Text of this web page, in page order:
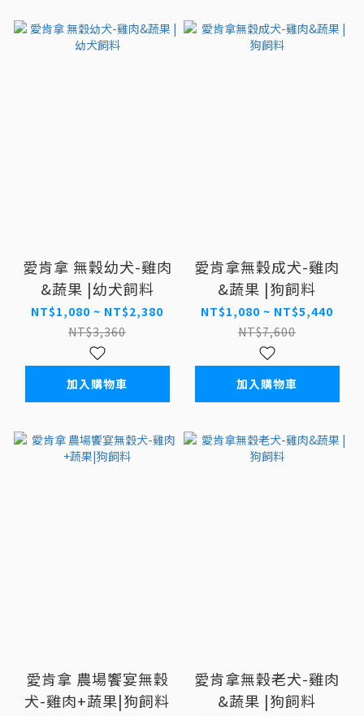
愛肯拿 無穀幼犬-雞肉
&蔬果 |幼犬飼料
NT$1,080 ~ NT$2,380
NT$3,360
加入購物車
愛肯拿無穀成犬-雞肉
&蔬果 |狗飼料
NT$1,080 ~ NT$5,440
NT$7,600
加入購物車
愛肯拿 農場饗宴無穀
犬-雞肉+蔬果|狗飼料
愛肯拿無穀老犬-雞肉
&蔬果 |狗飼料